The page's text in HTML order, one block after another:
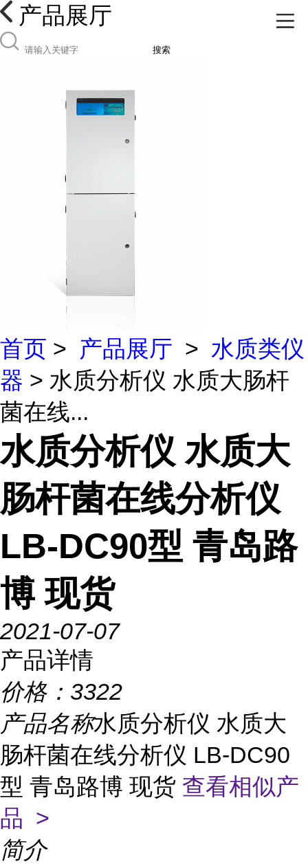
产品展厅
搜索
首页 > 产品展厅 > 水质类仪
器 > 水质分析仪 水质大肠杆
菌在线...
水质分析仪 水质大
肠杆菌在线分析仪
LB-DC90型 青岛路
博 现货
2021-07-07
产品详情
价格： 3322
产品名称水质分析仪 水质大
肠杆菌在线分析仪 LB-DC90
型 青岛路博 现货 查看相似产
品 >
简介